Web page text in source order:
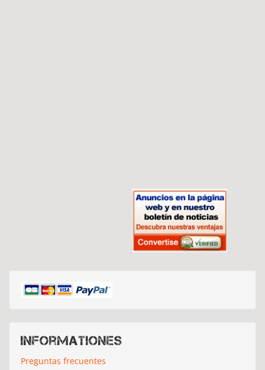
Informationes
Preguntas frecuentes